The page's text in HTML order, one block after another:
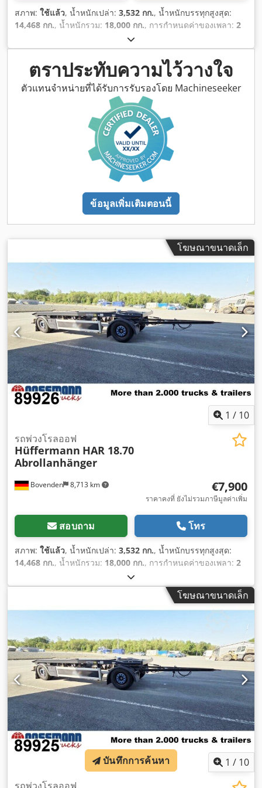
สภาพ: ใช้แล้ว, น้ำหนักเปล่า: 3,532 กก., น้ำหนักบรรทุกสูงสุด:
14,468 กก., น้ำหนักรวม: 18,000 กก., การกำหนดค่าของเพลา: 2
06/2011
(TÜV):01/2027, ช่วงล่าง:อากาศ, ขนาดยาง:385/55R22.5, สี:
, ระยะทางที่ขับไป: 1,001 กม. , ประเภทเกียร์:อื่นๆ
, ห้องโดยสาร
คนขับ: อื่นๆ , อุปกรณ์: เอบีเอส,
ตราประทับความไว้วางใจ
ตัวแทนจำหน่ายที่ได้รับการรับรองโดย Machineseeker
ข้อมูลเพิ่มเติมตอนนี้
โฆษณาขนาดเล็ก
1 / 10
Bovenden 8,713 km
รถพ่วงโรลออฟ
Hüffermann HAR 18.70
Abrollanhänger
€7,900
ราคาคงที่ ยังไม่รวมภาษีมูลค่าเพิ่ม
สอบถาม โทร
สภาพ: ใช้แล้ว, น้ำหนักเปล่า: 3,532 กก., น้ำหนักบรรทุกสูงสุด:
14,468 กก., น้ำหนักรวม: 18,000 กก., การกำหนดค่าของเพลา: 2
06/2011
(TÜV):01/2027, ช่วงล่าง:อากาศ, ขนาดยาง:385/55R22.5, สี:
, ประเภทเกียร์:อื่นๆ, ห้องโดยสาร
คนขับ:อื่นๆ, อุปกรณ์:เอบีเอส,
โฆษณาขนาดเล็ก
1 / 10
บันทึกการค้นหา